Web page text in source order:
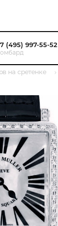
(495) 997-55-52
на сретенке